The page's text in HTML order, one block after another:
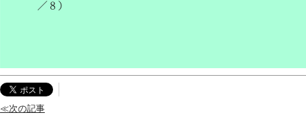
／８）
≪次の記事